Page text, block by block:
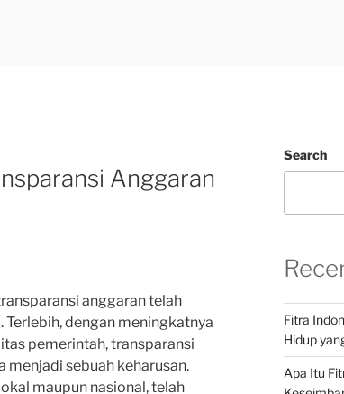
Anggaran
anggaran telah
dengan meningkatnya
pemerintah, transparansi
menjadi sebuah keharusan.
maupun nasional, telah
Search
Fitra
Hidup
Apa Itu